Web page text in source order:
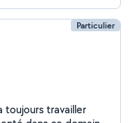
Particulier
toujours travailler